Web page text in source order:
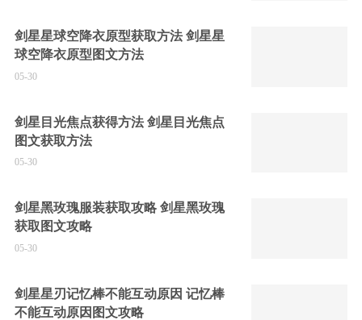
剑星星球空降衣原型获取方法 剑星星
球空降衣原型图文方法
05-30
剑星目光焦点获得方法 剑星目光焦点
图文获取方法
05-30
剑星黑玫瑰服装获取攻略 剑星黑玫瑰
获取图文攻略
05-30
剑星星刃记忆棒不能互动原因 记忆棒
不能互动原因图文攻略